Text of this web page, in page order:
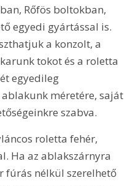
Rőfös boltokban,
egyedi gyártással is.
a konzolt, a
tokot és a roletta
egyedileg
méretére, saját
szabva.
roletta fehér,
Ha az ablakszárnyra
fúrás nélkül szerelhető